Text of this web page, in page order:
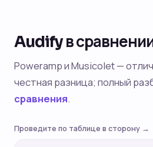
Audify в
Poweramp и Musicolet —
честная разница; полный
сравнения.
Проведите по таблице в сторону →